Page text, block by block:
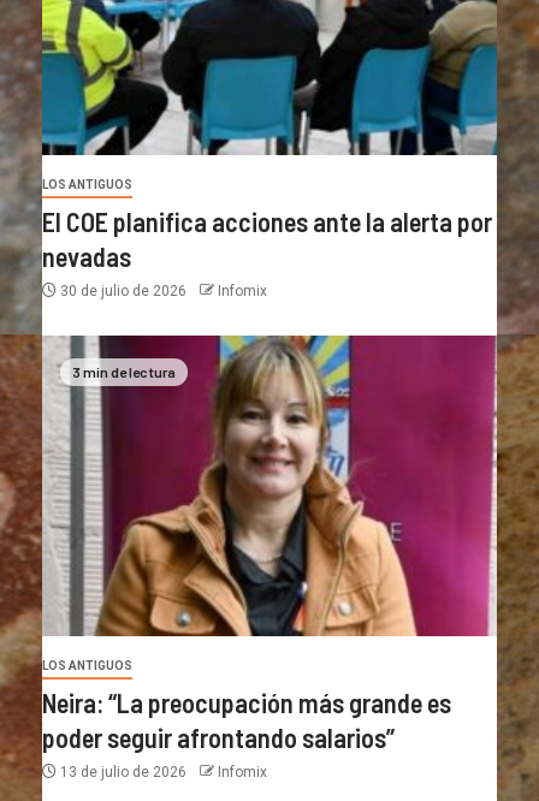
LOS ANTIGUOS
El COE planifica acciones ante la alerta por
nevadas
30 de julio de 2026 Infomix
3 min de lectura
LOS ANTIGUOS
Neira: “La preocupación más grande es
poder seguir afrontando salarios”
13 de julio de 2026 Infomix